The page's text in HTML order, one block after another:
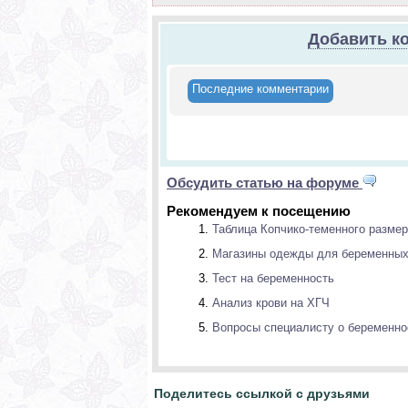
Добавить
Последние комментарии
Обсудить статью на форуме
Рекомендуем к посещению
Таблица Копчико-теменного
Магазины одежды для беременных
Тест на беременность
Анализ крови на ХГЧ
Вопросы специалисту о
Поделитесь ссылкой с друзьями